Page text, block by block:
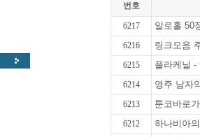
번호
6217 알로홀 50
6216 링크모음
6215 플라케닐 -
6214 영주 남자
6213 툰코바로
6212 하나비아